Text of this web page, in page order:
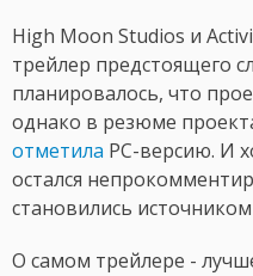
High Moon Studios и
трейлер предстоящего
планировалось, что
однако в резюме
отметила PC-версию. И
остался
становились
О самом трейлере -